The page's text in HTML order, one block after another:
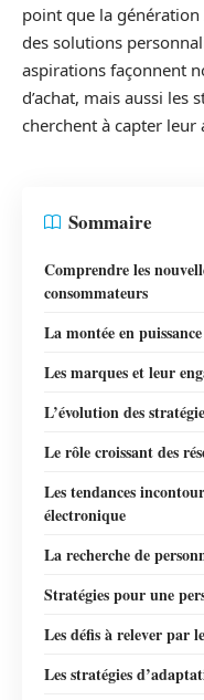
point que la génération
des solutions
aspirations façonnent
d’achat, mais aussi les
cherchent à capter leur
Sommaire
Comprendre les
consommateurs
La montée en
Les marques et leur
L’évolution des
Le rôle croissant des
Les tendances
électronique
La recherche de
Stratégies pour une
Les défis à relever par
Les stratégies